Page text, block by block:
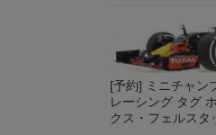
[予約] ミニチャン
レーシング タグ
クス・フェルスタ